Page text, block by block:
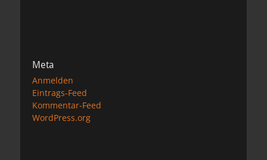
Meta
Anmelden
Eintrags-Feed
Kommentar-Feed
WordPress.org